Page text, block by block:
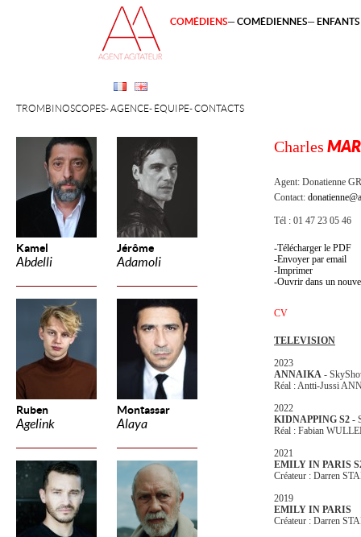
Kamel
Abdelli
Jérôme
Adamoli
Ruben
Agelink
Montassar
Alaya
TROMBINOSCOPES AGENCE ÉQUIPE CONTACTS
COMÉDIENS COMÉDIENNES
Charles
Agent: Donatienne
Contact:
Tél : 01 47 23 05 46
Télécharger le PDF
Envoyer par email
Imprimer
Ouvrir dans un
CV
TELEVISION
2023
ANNAIKA -
Réal : Antti-Jussi
2022
KIDNAPPING S2 -
Réal : Fabian
2021
EMILY IN PARIS
Créateur : Darren
2019
EMILY IN PARIS
Créateur : Darren